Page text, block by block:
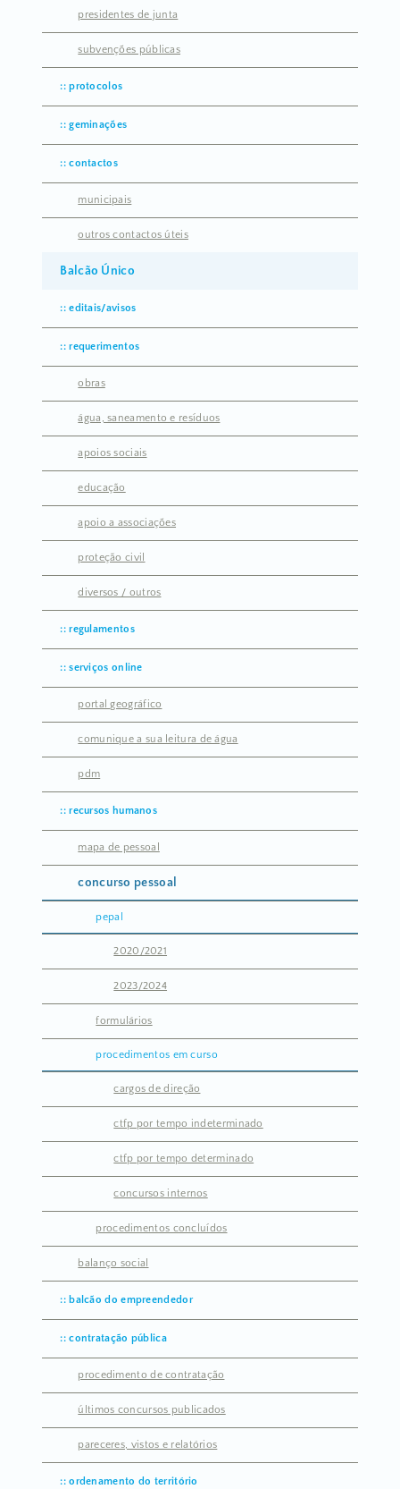
presidentes de junta
subvenções públicas
protocolos
geminações
contactos
municipais
outros contactos úteis
Balcão Único
editais/avisos
requerimentos
obras
água, saneamento e resíduos
apoios sociais
educação
apoio a associações
proteção civil
diversos / outros
regulamentos
serviços online
portal geográfico
comunique a sua leitura de água
pdm
recursos humanos
mapa de pessoal
concurso pessoal
pepal
2020/2021
2023/2024
formulários
procedimentos em curso
cargos de direção
ctfp por tempo indeterminado
ctfp por tempo determinado
concursos internos
procedimentos concluídos
balanço social
balcão do empreendedor
contratação pública
procedimento de contratação
últimos concursos publicados
pareceres, vistos e relatórios
ordenamento do território